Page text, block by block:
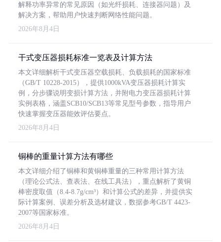
解释功率异常的常见原因（如光纤损耗、连接器问题）及
解决方案，帮助用户快速判断网络性能问题。
2026年8月4日
干式变压器损耗标准一览表及计算方法
本文详细解析干式变压器空载损耗、负载损耗的国家标准
（GB/T 10228-2015），提供1000kVA变压器损耗计算实
例，分步骤说明变损计算方法，并附电力变压器损耗计算
实例表格，涵盖SCB10/SCB13等常见型号参数，指导用户
快速掌握变压器能效评估要点。
2026年8月4日
铜棒的重量计算方法有哪些
本文详细介绍了铜棒和黄铜棒重量的三种常用计算方法
（理论公式法、查表法、在线工具法），重点解析了黄铜
棒密度取值（8.4-8.7g/cm³）和计算公式的差异，并提供实
际计算案例、误差分析及选材建议，数据参考GB/T 4423-
2007等国家标准。
2026年8月4日